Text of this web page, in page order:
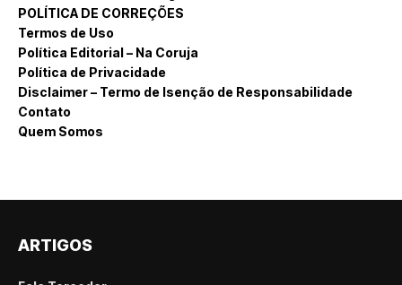
POLÍTICA DE CORREÇÕES
Termos de Uso
Política Editorial – Na Coruja
Política de Privacidade
Disclaimer – Termo de Isenção de Responsabilidade
Contato
Quem Somos
ARTIGOS